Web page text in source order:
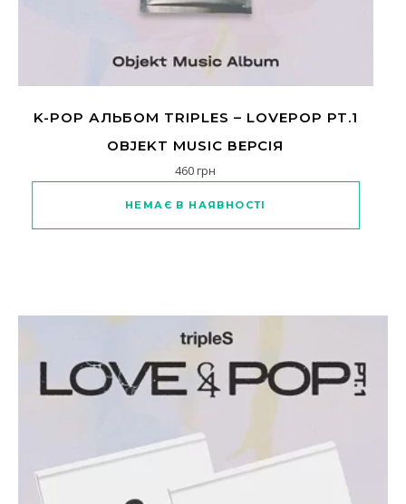
K-POP АЛЬБОМ TRIPLES – LOVEPOP PT.1
OBJEKT MUSIC ВЕРСІЯ
460грн
НЕМАЄ В НАЯВНОСТІ